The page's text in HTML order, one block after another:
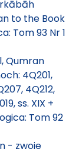
to the Book
Tom 93 Nr 1
Qumran
4Q201,
4Q212,
ss. XIX +
Tom 92
- zwoje